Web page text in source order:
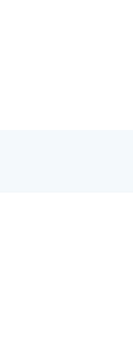
zusammen zu kommen und Spaß zu haben.